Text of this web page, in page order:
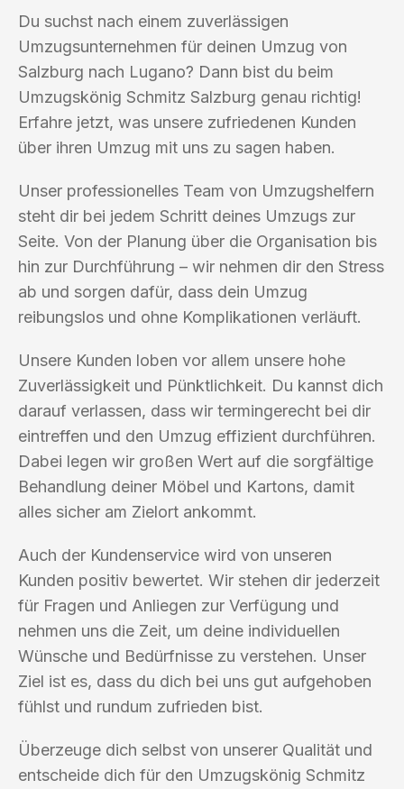
Du suchst nach einem zuverlässigen
Umzugsunternehmen für deinen Umzug von
Salzburg nach Lugano? Dann bist du beim
Umzugskönig Schmitz Salzburg genau richtig!
Erfahre jetzt, was unsere zufriedenen Kunden
über ihren Umzug mit uns zu sagen haben.
Unser professionelles Team von Umzugshelfern
steht dir bei jedem Schritt deines Umzugs zur
Seite. Von der Planung über die Organisation bis
hin zur Durchführung – wir nehmen dir den Stress
ab und sorgen dafür, dass dein Umzug
reibungslos und ohne Komplikationen verläuft.
Unsere Kunden loben vor allem unsere hohe
Zuverlässigkeit und Pünktlichkeit. Du kannst dich
darauf verlassen, dass wir termingerecht bei dir
eintreffen und den Umzug effizient durchführen.
Dabei legen wir großen Wert auf die sorgfältige
Behandlung deiner Möbel und Kartons, damit
alles sicher am Zielort ankommt.
Auch der Kundenservice wird von unseren
Kunden positiv bewertet. Wir stehen dir jederzeit
für Fragen und Anliegen zur Verfügung und
nehmen uns die Zeit, um deine individuellen
Wünsche und Bedürfnisse zu verstehen. Unser
Ziel ist es, dass du dich bei uns gut aufgehoben
fühlst und rundum zufrieden bist.
Überzeuge dich selbst von unserer Qualität und
entscheide dich für den Umzugskönig Schmitz